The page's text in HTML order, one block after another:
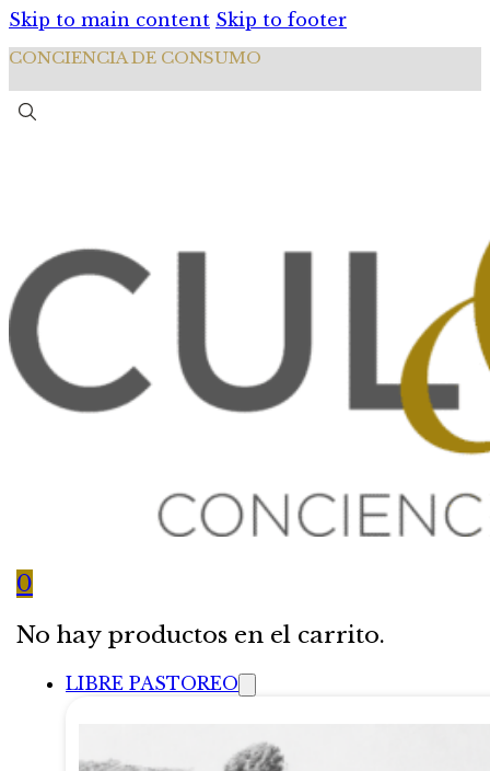
Skip to main content Skip to footer
CONCIENCIA DE CONSUMO
0
No hay productos en el carrito.
LIBRE PASTOREO